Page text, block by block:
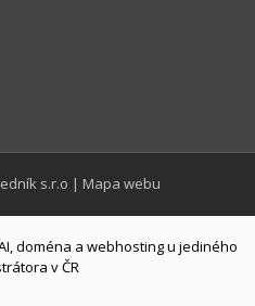
s.r.o | Mapa webu
doména a webhostingu jediného
v ČR